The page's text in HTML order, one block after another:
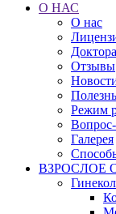
О НАС
О нас
Доктора
Отзывы
Режим
Галерея
ВЗРОСЛОЕ